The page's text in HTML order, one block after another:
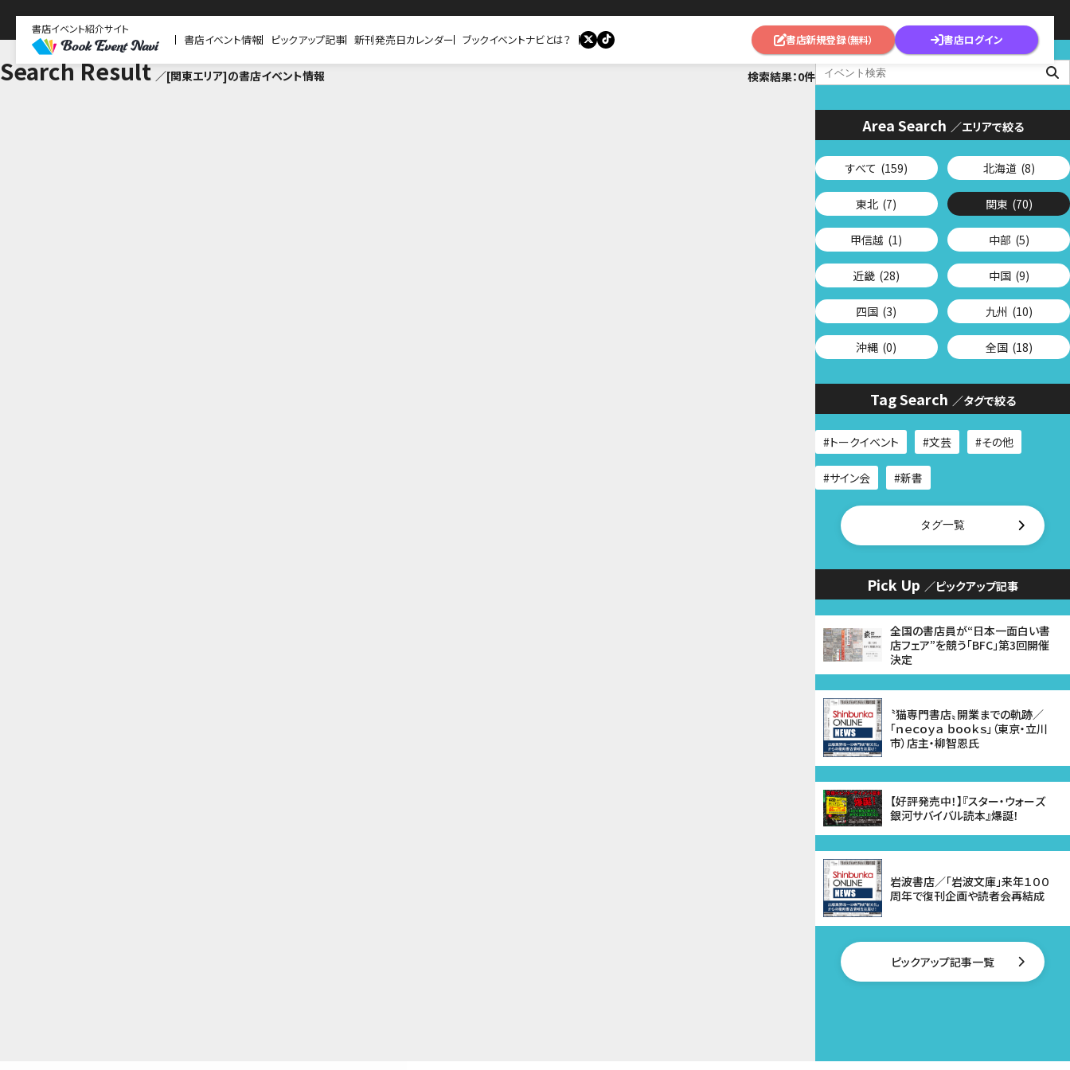
書店イベント紹介サイト
書店イベント情報 ピックアップ記事 新刊発売日カレンダー ブックイベントナビとは？ 書店新規登録（無料） 書店ログイン
Search Result ／[関東エリア]の書店イベント情報 検索結果：0件
Area Search ／エリアで絞る
すべて (159) 北海道 (8)
東北 (7) 関東 (70)
甲信越 (1) 中部 (5)
近畿 (28) 中国 (9)
四国 (3) 九州 (10)
沖縄 (0) 全国 (18)
Tag Search ／タグで絞る
トークイベント 文芸 その他
サイン会 新書
タグ一覧
Pick Up ／ピックアップ記事
全国の書店員が“日本一面白い書
店フェア”を競う「BFC」第3回開催
決定
〝猫専門書店〟開業までの軌跡／
「ｎｅｃｏｙａ ｂｏｏｋｓ」（東京・立川
市）店主・柳智恩氏
【好評発売中！】『スター・ウォーズ
銀河サバイバル読本』爆誕！
岩波書店／「岩波文庫」来年１００
周年で復刊企画や読者会再結成
ピックアップ記事一覧